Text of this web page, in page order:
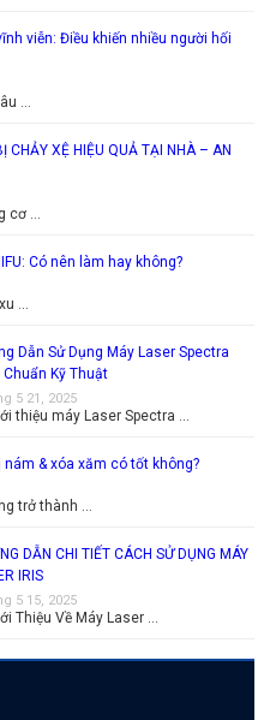
viễn: Điều khiến nhiều người hối
…
CHẢY XỆ HIỆU QUẢ TẠI NHÀ – AN
cơ …
Có nên làm hay không?
…
Dẫn Sử Dụng Máy Laser Spectra
Chuẩn Kỹ Thuật
5 21, 2025
thiệu máy Laser Spectra …
nám & xóa xăm có tốt không?
trở thành …
DẪN CHI TIẾT CÁCH SỬ DỤNG MÁY
IRIS
5 15, 2025
Thiệu Về Máy Laser …